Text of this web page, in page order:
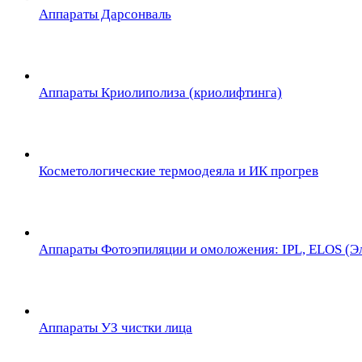
Аппараты Дарсонваль
Аппараты Криолиполиза (криолифтинга)
Косметологические термоодеяла и ИК прогрев
Аппараты Фотоэпиляции и омоложения: IPL, ELOS
Аппараты УЗ чистки лица